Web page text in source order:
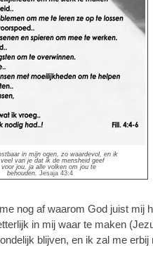
in mijn ogen, zo waardevol, en ik
van je dat ik de mensheid geef
voor jou, ja alle volken om jou te
behouden. Jesaja 43:4
nog af waarom God juist mij
in mij waar te maken
blijven, en ik zal me erbij